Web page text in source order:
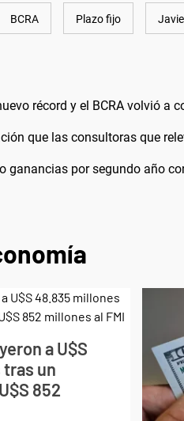
BCRA Plazo fijo
récord y el BCRA volvió a
que las consultoras que
ganancias por segundo año
a U$S
un
852